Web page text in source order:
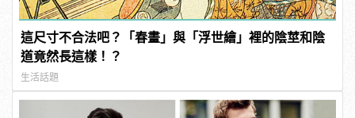
這尺寸不合法吧？「春畫」與「浮世繪」裡的陰莖和陰
道竟然長這樣！？
生活話題